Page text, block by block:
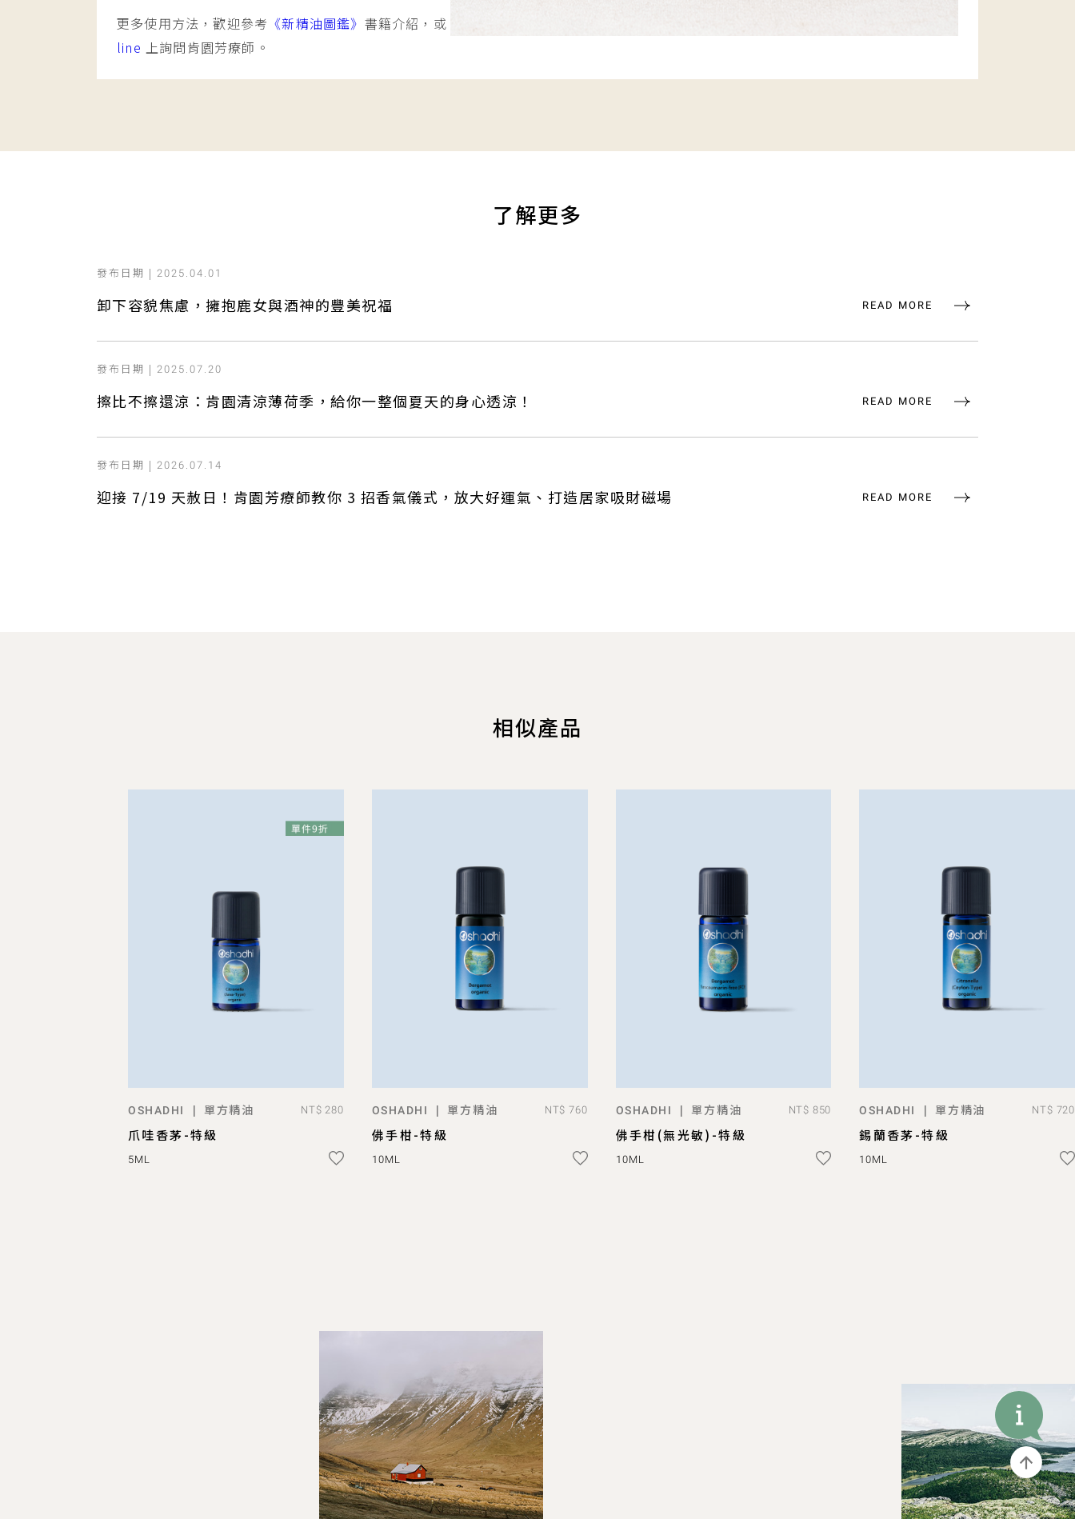
更多使用方法，歡迎參考 《新精油圖鑑》 書籍介紹，或
line 上詢問肯園芳療師。
了解更多
發布日期 | 2025.04.01
卸下容貌焦慮，擁抱鹿女與酒神的豐美祝福 READ MORE
發布日期 | 2025.07.20
擦比不擦還涼：肯園清涼薄荷季，給你一整個夏天的身心透涼！ READ MORE
發布日期 | 2026.07.14
迎接 7/19 天赦日！肯園芳療師教你 3 招香氣儀式，放大好運氣、打造居家吸財磁場 READ MORE
相似產品
預購
OSHADHI | 單方精油 NT$ 280
爪哇香茅-特級
5ML
ADD TO BAG
OSHADHI | 單方精油 NT$ 760
佛手柑-特級
10ML
ADD TO BAG
OSHADHI | 單方精油 NT$ 850
佛手柑(無光敏)-特級
10ML
ADD TO BAG
OSHADHI | 單方精油 NT$ 720
錫蘭香茅-特級
10ML